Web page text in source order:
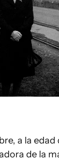
a la
de la